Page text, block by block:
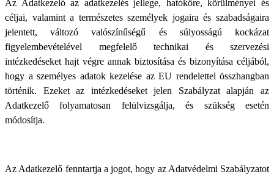
Az Adatkezelő az adatkezelés jellege, hatóköre, körülményei és
céljai, valamint a természetes személyek jogaira és szabadságaira
jelentett, változó valószínűségű és súlyosságú kockázat
figyelembevételével megfelelő technikai és szervezési
intézkedéseket hajt végre annak biztosítása és bizonyítása céljából,
hogy a személyes adatok kezelése az EU rendelettel összhangban
történik. Ezeket az intézkedéseket jelen Szabályzat alapján az
Adatkezelő folyamatosan felülvizsgálja, és szükség esetén
módosítja.
Az Adatkezelő fenntartja a jogot, hogy az Adatvédelmi Szabályzatot